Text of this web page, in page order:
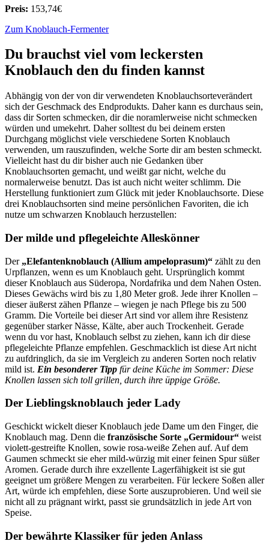
Preis: 153,74€
Zum Knoblauch-Fermenter
Du brauchst viel vom leckersten
Knoblauch den du finden kannst
Abhängig von der von dir verwendeten Knoblauchsorteverändert
sich der Geschmack des Endprodukts. Daher kann es durchaus sein,
dass dir Sorten schmecken, dir die noramlerweise nicht schmecken
würden und umekehrt. Daher solltest du bei deinem ersten
Durchgang möglichst viele verschiedene Sorten Knoblauch
verwenden, um rauszufinden, welche Sorte dir am besten schmeckt.
Vielleicht hast du dir bisher auch nie Gedanken über
Knoblauchsorten gemacht, und weißt gar nicht, welche du
normalerweise benutzt. Das ist auch nicht weiter schlimm. Die
Herstellung funktioniert zum Glück mit jeder Knoblauchsorte. Diese
drei Knoblauchsorten sind meine persönlichen Favoriten, die ich
nutze um schwarzen Knoblauch herzustellen:
Der milde und pflegeleichte Alleskönner
Der „Elefantenknoblauch (Allium ampeloprasum)“ zählt zu den
Urpflanzen, wenn es um Knoblauch geht. Ursprünglich kommt
dieser Knoblauch aus Süderopa, Nordafrika und dem Nahen Osten.
Dieses Gewächs wird bis zu 1,80 Meter groß. Jede ihrer Knollen –
dieser äußerst zähen Pflanze – wiegen je nach Pflege bis zu 500
Gramm. Die Vorteile bei dieser Art sind vor allem ihre Resistenz
gegenüber starker Nässe, Kälte, aber auch Trockenheit. Gerade
wenn du vor hast, Knoblauch selbst zu ziehen, kann ich dir diese
pflegeleichte Pflanze empfehlen. Geschmacklich ist diese Art nicht
zu aufdringlich, da sie im Vergleich zu anderen Sorten noch relativ
mild ist. Ein besonderer Tipp für deine Küche im Sommer: Diese
Knollen lassen sich toll grillen, durch ihre üppige Größe.
Der Lieblingsknoblauch jeder Lady
Geschickt wickelt dieser Knoblauch jede Dame um den Finger, die
Knoblauch mag. Denn die französische Sorte „Germidour“ weist
violett-gestreifte Knollen, sowie rosa-weiße Zehen auf. Auf dem
Gaumen schmeckt sie eher mild-würzig mit einer feinen Spur süßer
Aromen. Gerade durch ihre exzellente Lagerfähigkeit ist sie gut
geeignet um größere Mengen zu verarbeiten. Für leckere Soßen aller
Art, würde ich empfehlen, diese Sorte auszuprobieren. Und weil sie
nicht all zu prägnant wirkt, passt sie grundsätzlich in jede Art von
Speise.
Der bewährte Klassiker für jeden Anlass